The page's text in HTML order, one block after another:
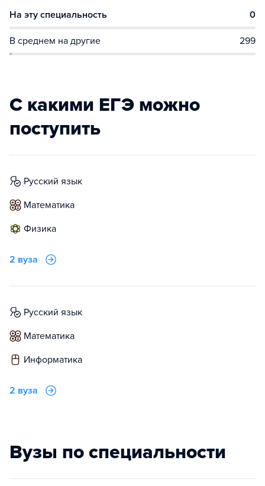
На эту специальность 0
В среднем на другие 299
С какими ЕГЭ можно
поступить
русский язык
математика
физика
2 вуза
русский язык
математика
информатика
2 вуза
Вузы по специальности